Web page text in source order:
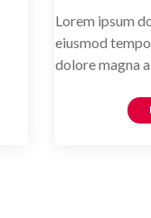
Lorem ipsum
eiusmod
dolore magna